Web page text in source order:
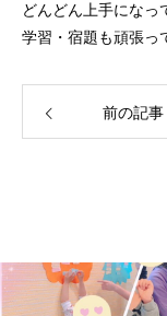
どんどん上手にな
学習・宿題も頑張っ
前の記事